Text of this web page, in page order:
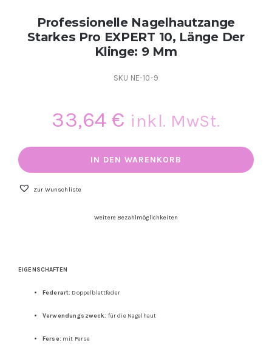
Kontakt
Kundenbewertungen
Professionelle Nagelhautzange
Starkes Pro EXPERT 10, Länge Der
Klinge: 9 Mm
SKU NE-10-9
33,64€ inkl. MwSt.
Der
IN DEN WARENKORB
Zur Wunschliste
Weitere Bezahlmöglichkeiten
EIGENSCHAFTEN
Federart: Doppelblattfeder
Verwendungszweck: für die Nagelhaut
Ferse: mit Ferse